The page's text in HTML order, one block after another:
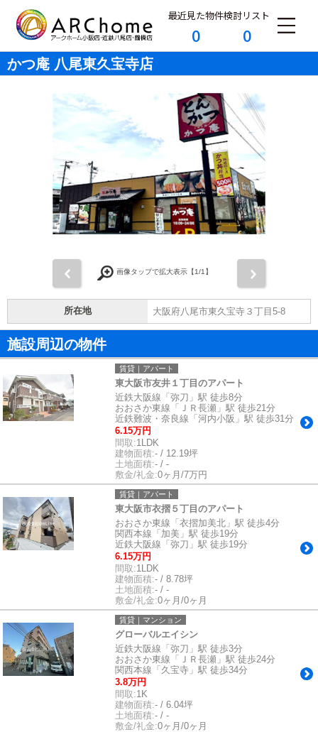
最近見た物件
0
検討リスト
0
かつ庵 八尾東久宝寺店
画像タップで拡大表示【1/1】
所在地 大阪府八尾市東久宝寺３丁目5-8
施設周辺の物件
賃貸｜アパート
東大阪市友井１丁目のアパート
近鉄大阪線「弥刀」駅 徒歩8分
おおさか東線「ＪＲ長瀬」駅 徒歩21分
近鉄難波・奈良線「河内小阪」駅 徒歩31分
6.15万円
間取:1LDK
建物面積:- / 12.19坪
土地面積:- / -
敷金/礼金:0ヶ月/7万円
賃貸｜アパート
東大阪市衣摺５丁目のアパート
おおさか東線「衣摺加美北」駅 徒歩4分
関西本線「加美」駅 徒歩19分
近鉄大阪線「弥刀」駅 徒歩19分
6.15万円
間取:1LDK
建物面積:- / 8.78坪
土地面積:- / -
敷金/礼金:0ヶ月/0ヶ月
賃貸｜マンション
グローバルエイシン
近鉄大阪線「弥刀」駅 徒歩3分
おおさか東線「ＪＲ長瀬」駅 徒歩24分
関西本線「久宝寺」駅 徒歩34分
3.8万円
間取:1K
建物面積:- / 6.04坪
土地面積:- / -
敷金/礼金:0ヶ月/0ヶ月